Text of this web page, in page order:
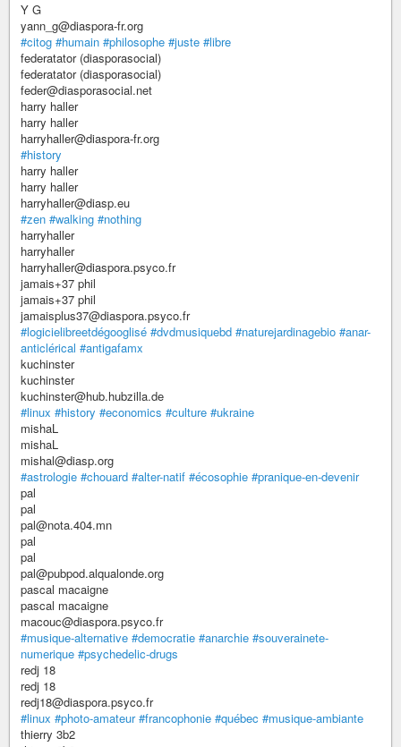
Y G
yann_g@diaspora-fr.org
#citog #humain #philosophe #juste #libre
federatator (diasporasocial)
federatator (diasporasocial)
feder@diasporasocial.net
harry haller
harry haller
harryhaller@diaspora-fr.org
#history
harry haller
harry haller
harryhaller@diasp.eu
#zen #walking #nothing
harryhaller
harryhaller
harryhaller@diaspora.psyco.fr
jamais+37 phil
jamais+37 phil
jamaisplus37@diaspora.psyco.fr
#logicielibreetdégooglisé #dvdmusiquebd #naturejardinagebio #anar-
anticlérical #antigafamx
kuchinster
kuchinster
kuchinster@hub.hubzilla.de
#linux #history #economics #culture #ukraine
mishaL
mishaL
mishal@diasp.org
#astrologie #chouard #alter-natif #écosophie #pranique-en-devenir
pal
pal
pal@nota.404.mn
pal
pal
pal@pubpod.alqualonde.org
pascal macaigne
pascal macaigne
macouc@diaspora.psyco.fr
#musique-alternative #democratie #anarchie #souverainete-
numerique #psychedelic-drugs
redj 18
redj 18
redj18@diaspora.psyco.fr
#linux #photo-amateur #francophonie #québec #musique-ambiante
thierry 3b2